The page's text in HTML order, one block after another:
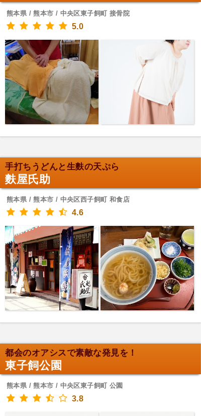
熊本県 / 熊本市 / 中央区東子飼町 接骨院
5.0
手打ちうどんと生麩の天ぷら
麩屋氏助
熊本県 / 熊本市 / 中央区西子飼町 和食店
4.6
都会のオアシスで素敵な発見を！
東子飼公園
熊本県 / 熊本市 / 中央区東子飼町 公園
3.8